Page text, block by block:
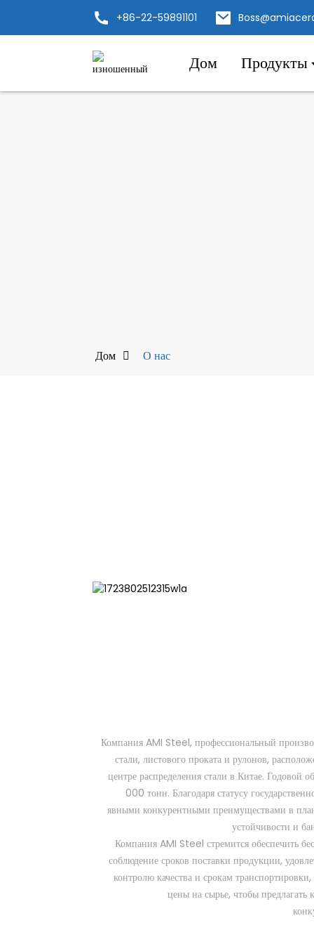
+86-22-59891101
Дом Продукты
Дом О нас
Компания AMI Steel, профессиональный
стали, листового проката и рулонов,
центре распределения стали в Китае. Годовой
000 тонн. Благодаря статусу
явными конкурентными преимуществами в
устойчивости и
Компания AMI Steel стремится обеспечить
соблюдение сроков поставки продукции,
контролю качества и срокам
цены на сырье, чтобы